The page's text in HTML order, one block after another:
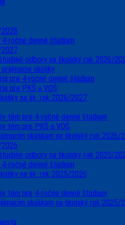
ročné denné štúdium
odbory na školský rok 2026/
skúšky
pre 4-ročné denné štúdium
pre PKŠ a VOŠ
na šk. rok 2026/2027
tém pre 4-ročné denné štúdium
tém pre PKŠ a VOŠ
skúškam na školský rok 2026/
odbory na školský rok 2025/
ročné denné štúdium
na šk. rok 2025/2026
tém pre 4-ročné denné štúdium
skúškam na školský rok 2025/